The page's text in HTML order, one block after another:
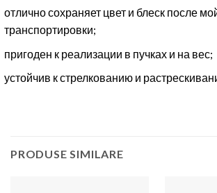
отлично сохраняет цвет и блеск после
транспортировки;
пригоден к реализации в пучках и на вес;
устойчив к стрелкованию и
PRODUSE SIMILARE